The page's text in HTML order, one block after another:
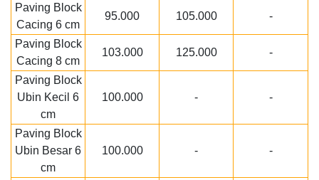
Paving Block
Cacing 6 cm
95.000 105.000 -
Paving Block
Cacing 8 cm
103.000 125.000 -
Paving Block
Ubin Kecil 6
cm
100.000 - -
Paving Block
Ubin Besar 6
cm
100.000 - -